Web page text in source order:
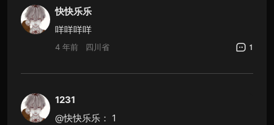
快快乐乐
咩咩咩咩
4 年前 四川省 1
1231
@快快乐乐： 1